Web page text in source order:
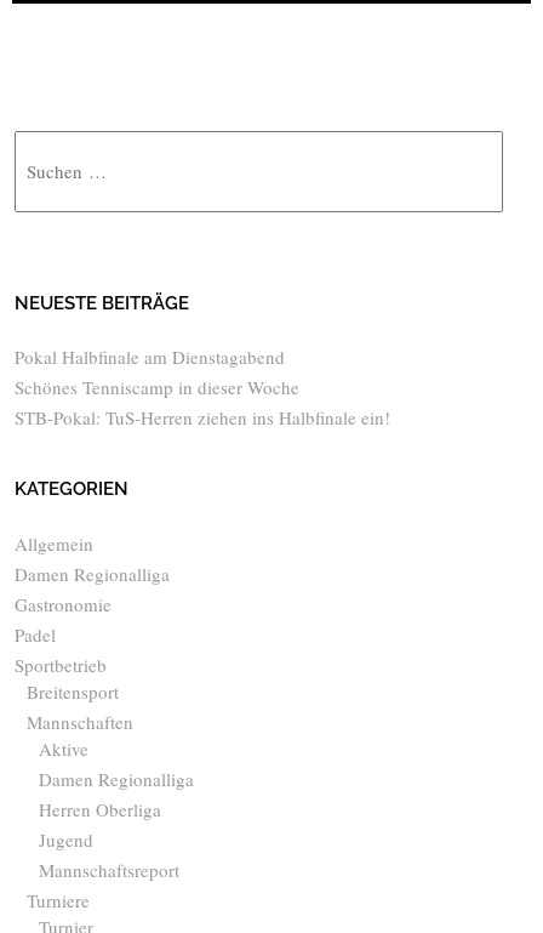
NEUESTE BEITRÄGE
Pokal Halbfinale am Dienstagabend
Schönes Tenniscamp in dieser Woche
STB-Pokal: TuS-Herren ziehen ins Halbfinale ein!
KATEGORIEN
Allgemein
Damen Regionalliga
Gastronomie
Padel
Sportbetrieb
Breitensport
Mannschaften
Aktive
Damen Regionalliga
Herren Oberliga
Jugend
Mannschaftsreport
Turniere
Turnier